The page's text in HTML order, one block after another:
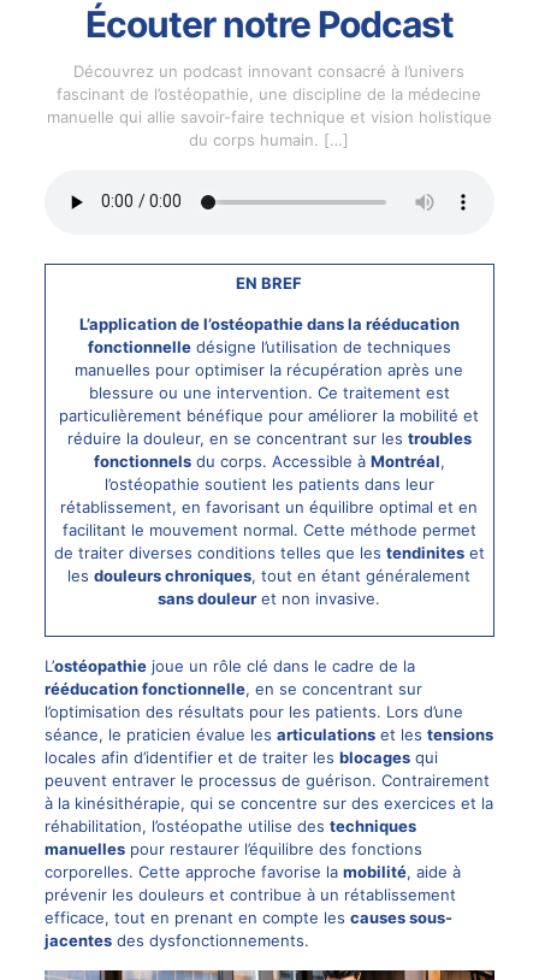
Écouter notre Podcast
Découvrez un podcast innovant consacré à l’univers
fascinant de l’ostéopathie, une discipline de la médecine
manuelle qui allie savoir-faire technique et vision holistique
du corps humain. […]
EN BREF
L’application de l’ostéopathie dans la rééducation
fonctionnelledésigne l’utilisation de techniques
manuelles pour optimiser la récupération après une
blessure ou une intervention. Ce traitement est
particulièrement bénéfique pour améliorer la mobilité et
réduire la douleur, en se concentrant sur les troubles
fonctionnelsdu corps. Accessible à Montréal,
l’ostéopathie soutient les patients dans leur
rétablissement, en favorisant un équilibre optimal et en
facilitant le mouvement normal. Cette méthode permet
de traiter diverses conditions telles que les tendiniteset
lesdouleurs chroniques, tout en étant généralement
sans douleur et non invasive.
L’ostéopathiejoue un rôle clé dans le cadre de la
rééducation fonctionnelle, en se concentrant sur
l’optimisation des résultats pour les patients. Lors d’une
séance, le praticien évalue les articulationset les tensions
locales afin d’identifier et de traiter les blocagesqui
peuvent entraver le processus de guérison. Contrairement
à la kinésithérapie, qui se concentre sur des exercices et la
réhabilitation, l’ostéopathe utilise des techniques
manuellespour restaurer l’équilibre des fonctions
corporelles. Cette approche favorise la mobilité, aide à
prévenir les douleurs et contribue à un rétablissement
efficace, tout en prenant en compte les causes sous-
jacentesdes dysfonctionnements.